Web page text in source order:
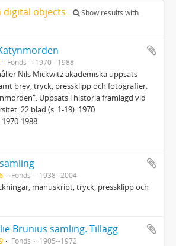
digital objects
Show results with
Fonds 1970 - 1988
Nils Mickwitz akademiska uppsats
brev, tryck, pressklipp och fotografier.
Uppsats i historia framlagd vid
22 blad (s. 1-19). 1970
1988
Fonds 1938--2004
manuskript, tryck, pressklipp och
Brunius samling. Tillägg
Fonds 1905--1972